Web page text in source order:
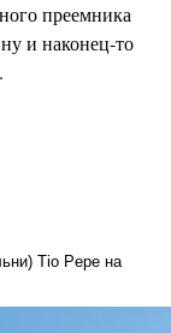
преемника
и наконец-то
.
Tio Pepe на